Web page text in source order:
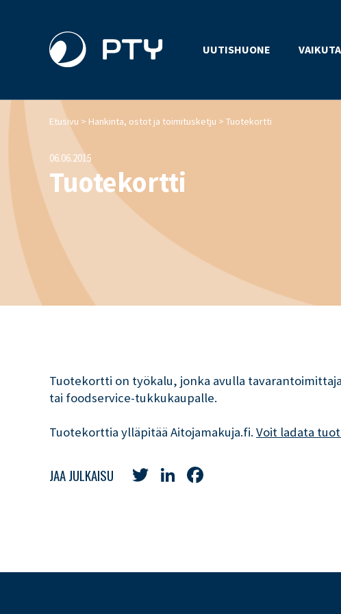
UUTISHUONE
Etusivu > Hankinta, ostot ja toimitusketju > Tuotekortti
06.06.2015
Tuotekortti
Tuotekortti on työkalu, jonka avulla
tai foodservice-tukkukaupalle.
Tuotekorttia ylläpitää Aitojamakuja.fi. Voit ladata
JAA JULKAISU TwitterLinkedIn